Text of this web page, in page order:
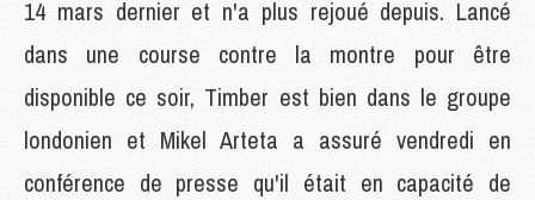
14 mars dernier et n'a plus rejoué depuis. Lancé
dans une course contre la montre pour être
disponible ce soir, Timber est bien dans le groupe
londonien et Mikel Arteta a assuré vendredi en
conférence de presse qu'il était en capacité de